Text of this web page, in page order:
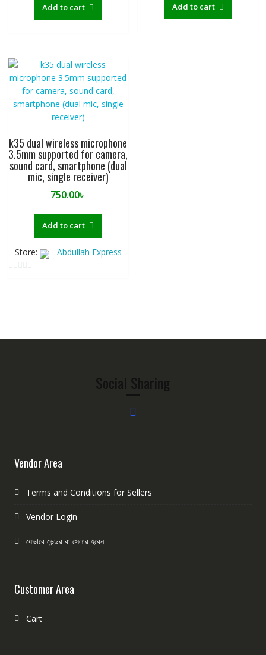
550.00৳ .
Add to cart Add to cart
k35 dual wireless microphone
3.5mm supported for camera,
sound card, smartphone (dual
mic, single receiver)
750.00৳
Add to cart
Store: Abdullah Express
Social Sharing
Vendor Area
Terms and Conditions for Sellers
Vendor Login
যেভাবে ভেন্ডর বা সেলার হবেন
Customer Area
Cart